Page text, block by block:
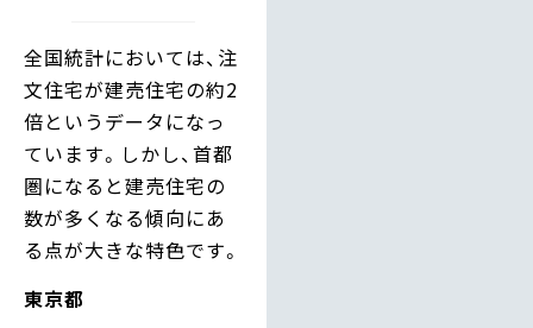
全国統計においては、注
文住宅が建売住宅の約2
倍というデータになっ
ています。しかし、首都
圏になると建売住宅の
数が多くなる傾向にあ
る点が大きな特色です。
東京都